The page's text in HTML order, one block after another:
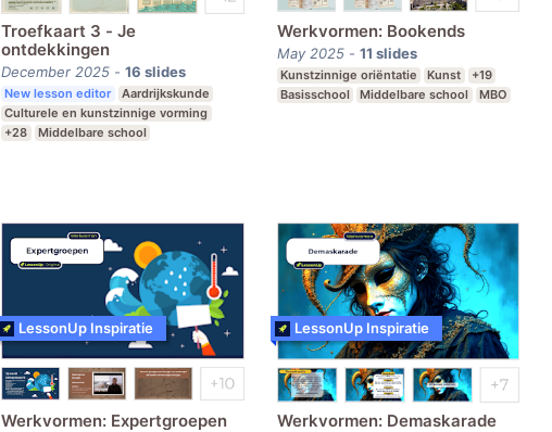
Troefkaart 3 - Je
ontdekkingen
December 2025 - 16 slides
New lesson editor
Aardrijkskunde
Culturele en kunstzinnige vorming
+28
Middelbare school
Werkvormen: Bookends
May 2025- 11 slides
Kunstzinnige oriëntatie Kunst
+19
Basisschool
Middelbare school MBO
Werkvormen: Expertgroepen
LessonUp Inspiratie
Werkvormen: Demaskarade
LessonUp Inspiratie